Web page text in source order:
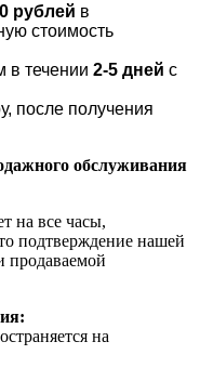
рублей в
стоимость
в течении 2-5 дней с
после получения
обслуживания
на все часы,
подтверждение нашей
продаваемой
на